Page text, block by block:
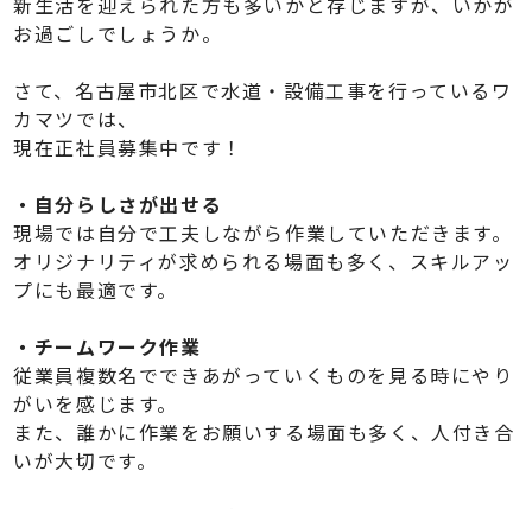
お過ごしでしょうか。
さて、名古屋市北区で水道・設備工事を行っているワ
カマツでは、
現在正社員募集中です！
・自分らしさが出せる
現場では自分で工夫しながら作業していただきます。
オリジナリティが求められる場面も多く、スキルアッ
プにも最適です。
・チームワーク作業
従業員複数名でできあがっていくものを見る時にやり
がいを感じます。
また、誰かに作業をお願いする場面も多く、人付き合
いが大切です。